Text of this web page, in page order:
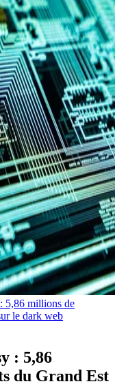
5,86 millions de
le dark web
: 5,86
du Grand Est